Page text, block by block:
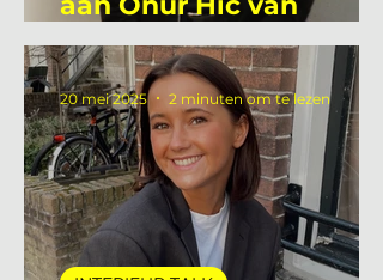
Interieur Talk: 5 vragen
aan Onur Hic van
Deltalight
20 mei 2025 2 minuten om te lezen